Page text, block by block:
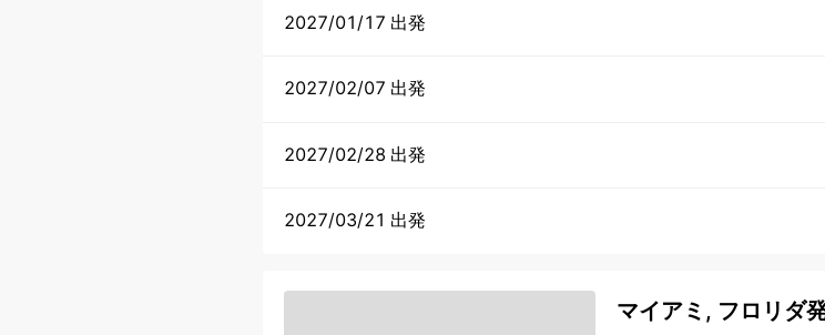
2027/01/17 出発
2027/02/07 出発
2027/02/28 出発
2027/03/21 出発
マイアミ, フロリダ